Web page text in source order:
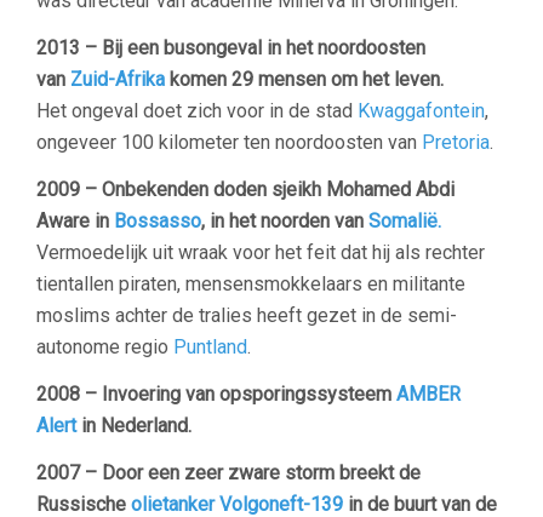
2013 – Bij een busongeval in het noordoosten
van Zuid-Afrika komen 29 mensen om het leven.
Het ongeval doet zich voor in de stad Kwaggafontein,
ongeveer 100 kilometer ten noordoosten van Pretoria.
2009 – Onbekenden doden sjeikh Mohamed Abdi
Aware in Bossasso, in het noorden van Somalië.
Vermoedelijk uit wraak voor het feit dat hij als rechter
tientallen piraten, mensensmokkelaars en militante
moslims achter de tralies heeft gezet in de semi-
autonome regio Puntland.
2008 – Invoering van opsporingssysteem AMBER
Alertin Nederland.
2007 – Door een zeer zware storm breekt de
Russische olietanker Volgoneft-139 in de buurt van de